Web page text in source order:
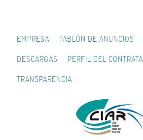
EMPRESA TABLÓN DE ANUNCIOS
DESCARGAS PERFIL DEL
TRANSPARENCIA